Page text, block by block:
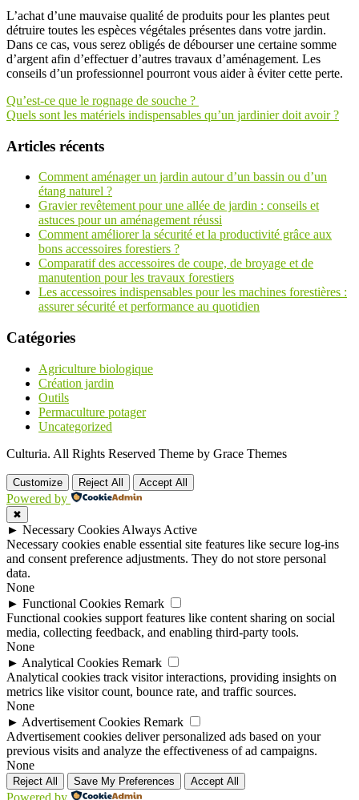
L’achat d’une mauvaise qualité de produits pour les plantes peut
détruire toutes les espèces végétales présentes dans votre jardin.
Dans ce cas, vous serez obligés de débourser une certaine somme
d’argent afin d’effectuer d’autres travaux d’aménagement. Les
conseils d’un professionnel pourront vous aider à éviter cette perte.
Navigation
de
l’article
Qu’est-ce que le rognage de souche ?
Quels sont les matériels indispensables qu’un jardinier doit avoir ?
Articles récents
Comment aménager un jardin autour d’un bassin ou d’un
étang naturel ?
Gravier revêtement pour une allée de jardin : conseils et
astuces pour un aménagement réussi
Comment améliorer la sécurité et la productivité grâce aux
bons accessoires forestiers ?
Comparatif des accessoires de coupe, de broyage et de
manutention pour les travaux forestiers
Les accessoires indispensables pour les machines forestières :
assurer sécurité et performance au quotidien
Catégories
Agriculture biologique
Création jardin
Outils
Permaculture potager
Uncategorized
Culturia. All Rights Reserved Theme by Grace Themes
Customize Reject All Accept All
Powered by
✖
► Necessary Cookies Always Active
Necessary cookies enable essential site features like secure log-ins
and consent preference adjustments. They do not store personal
data.
None
► Functional Cookies Remark
Functional cookies support features like content sharing on social
media, collecting feedback, and enabling third-party tools.
None
► Analytical Cookies Remark
Analytical cookies track visitor interactions, providing insights on
metrics like visitor count, bounce rate, and traffic sources.
None
► Advertisement Cookies Remark
Advertisement cookies deliver personalized ads based on your
previous visits and analyze the effectiveness of ad campaigns.
None
Reject All Save My Preferences Accept All
Powered by